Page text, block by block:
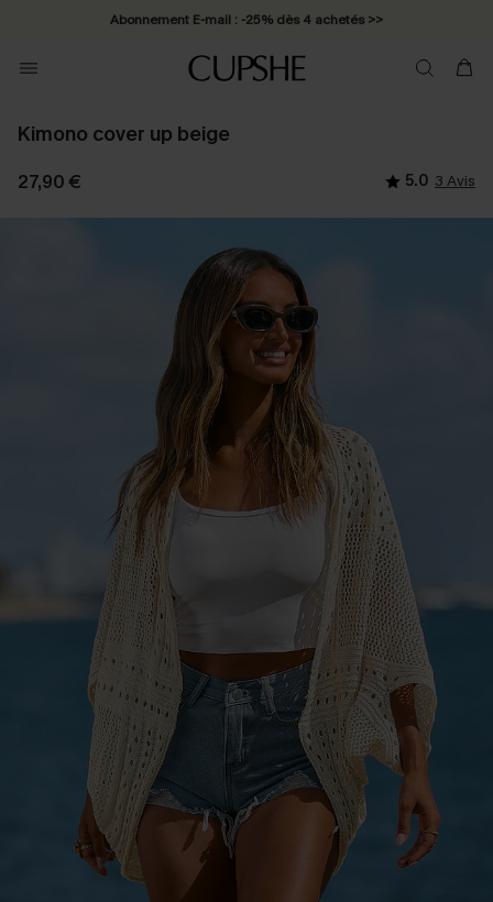
Abonnement E-mail : -25% dès 4 achetés >>
Kimono cover up beige
27,90 € 5.0 3 Avis